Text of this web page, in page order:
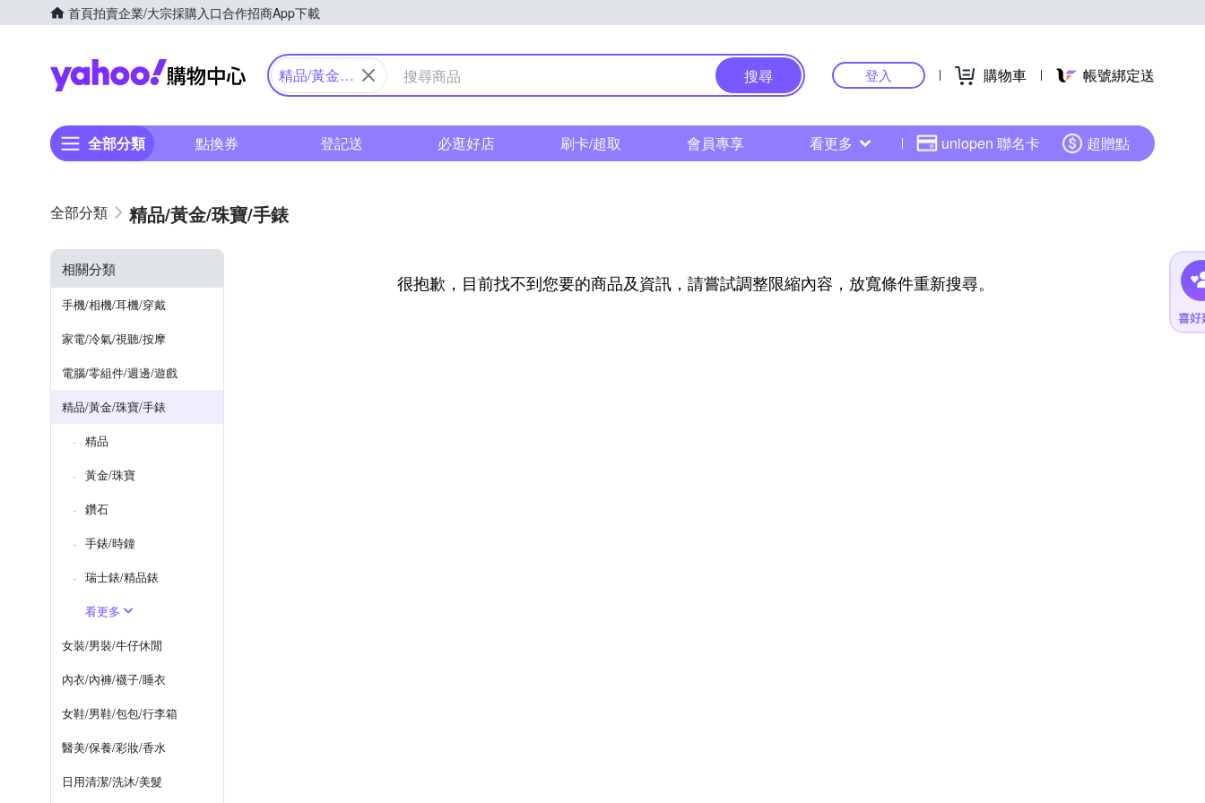
首頁拍賣企業/大宗採購入口合作招商App下載
Yahoo購物中心
精品/黃金/
搜尋 登入 購物車 帳號綁定送
全部分類 點換券 登記送 必逛好店 刷卡/超取 會員專享 看更多 uniopen 聯名卡 超贈點
精品/黃金/珠寶/手錶
相關分類
手機/相機/耳機/穿戴
家電/冷氣/視聽/按摩
電腦/零組件/週邊/遊戲
精品/黃金/珠寶/手錶
精品
黃金/珠寶
鑽石
手錶/時鐘
瑞士錶/精品錶
看更多
女裝/男裝/牛仔休閒
內衣/內褲/襪子/睡衣
女鞋/男鞋/包包/行李箱
醫美/保養/彩妝/香水
日用清潔/洗沐/美髮
很抱歉，目前找不到您要的商品及資訊，請嘗試調整限縮內容，放寬條件重新搜尋。